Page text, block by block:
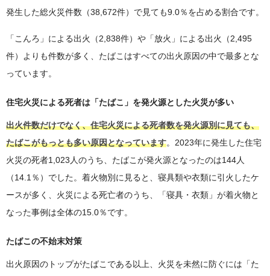
発生した総火災件数（38,672件）で見ても9.0％を占める割合です。
「こんろ」による出火（2,838件）や「放火」による出火（2,495
件）よりも件数が多く、たばこはすべての出火原因の中で最多とな
っています。
住宅火災による死者は「たばこ」を発火源とした火災が多い
出火件数だけでなく、住宅火災による死者数を発火源別に見ても、
たばこがもっとも多い原因となっています。2023年に発生した住宅
火災の死者1,023人のうち、たばこが発火源となったのは144人
（14.1％）でした。着火物別に見ると、寝具類や衣類に引火したケ
ースが多く、火災による死亡者のうち、「寝具・衣類」が着火物と
なった事例は全体の15.0％です。
たばこの不始末対策
出火原因のトップがたばこである以上、火災を未然に防ぐには「た